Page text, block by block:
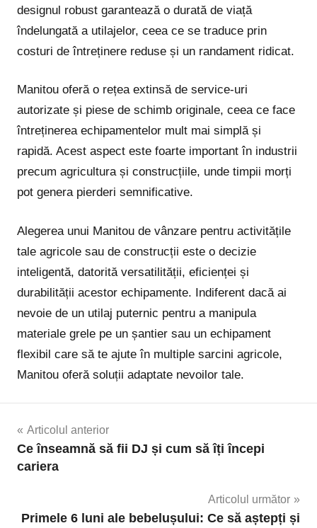
designul robust garantează o durată de viață
îndelungată a utilajelor, ceea ce se traduce prin
costuri de întreținere reduse și un randament ridicat.
Manitou oferă o rețea extinsă de service-uri
autorizate și piese de schimb originale, ceea ce face
întreținerea echipamentelor mult mai simplă și
rapidă. Acest aspect este foarte important în industrii
precum agricultura și construcțiile, unde timpii morți
pot genera pierderi semnificative.
Alegerea unui Manitou de vânzare pentru activitățile
tale agricole sau de construcții este o decizie
inteligentă, datorită versatilității, eficienței și
durabilității acestor echipamente. Indiferent dacă ai
nevoie de un utilaj puternic pentru a manipula
materiale grele pe un șantier sau un echipament
flexibil care să te ajute în multiple sarcini agricole,
Manitou oferă soluții adaptate nevoilor tale.
Navigare
în
Articolul anterior
Ce înseamnă să fii DJ și cum să îți începi
cariera
Articolul următor
Primele 6 luni ale bebelușului: Ce să aștepți și